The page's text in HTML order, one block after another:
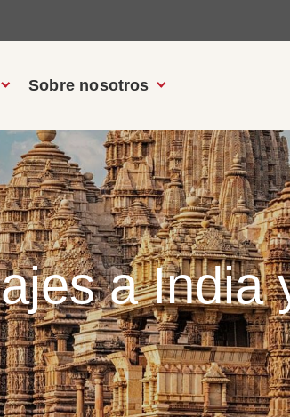
Sobre nosotros
a India